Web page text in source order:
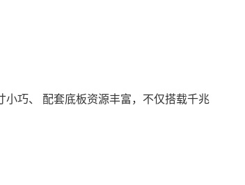
巧、 配套底板资源丰富，不仅搭载千兆